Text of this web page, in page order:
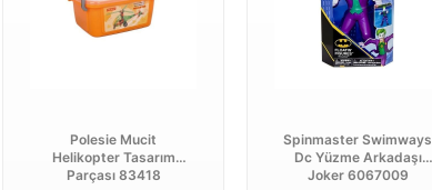
Polesie Mucit
Helikopter Tasarım
Parçası 83418
Spinmaster Swimways
Dc Yüzme Arkadaşı
Joker 6067009